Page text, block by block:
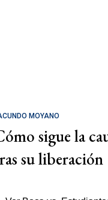
MOYANO
sigue la
su liberación